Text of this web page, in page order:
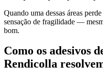
Quando uma dessas áreas
sensação de fragilidade —
bom.
Como os adesivos
Rendicolla